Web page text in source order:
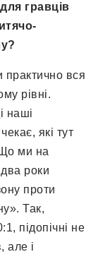
гравців
?
практично вся
рівні.
наші
які тут
ми на
роки
проти
Так,
підопічні не
але і